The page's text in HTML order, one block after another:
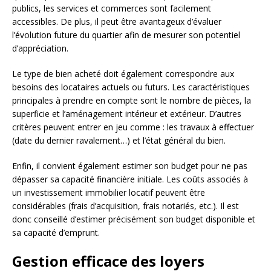
publics, les services et commerces sont facilement
accessibles. De plus, il peut être avantageux d’évaluer
l’évolution future du quartier afin de mesurer son potentiel
d’appréciation.
Le type de bien acheté doit également correspondre aux
besoins des locataires actuels ou futurs. Les caractéristiques
principales à prendre en compte sont le nombre de pièces, la
superficie et l’aménagement intérieur et extérieur. D’autres
critères peuvent entrer en jeu comme : les travaux à effectuer
(date du dernier ravalement…) et l’état général du bien.
Enfin, il convient également estimer son budget pour ne pas
dépasser sa capacité financière initiale. Les coûts associés à
un investissement immobilier locatif peuvent être
considérables (frais d’acquisition, frais notariés, etc.). Il est
donc conseillé d’estimer précisément son budget disponible et
sa capacité d’emprunt.
Gestion efficace des loyers